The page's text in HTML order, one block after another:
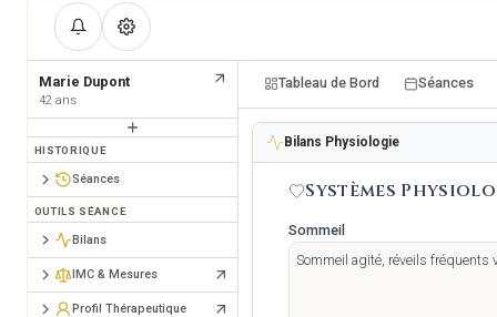
Marie Dupont
42 ans
HISTORIQUE
Séances
OUTILS SÉANCE
Bilans
IMC & Mesures
Profil Thérapeutique
Tableau de Bord Séances
Bilans Physiologie
Systèmes
Sommeil